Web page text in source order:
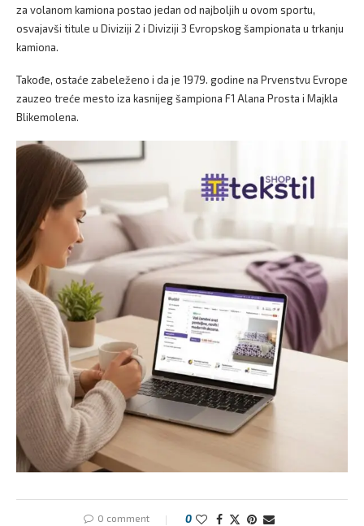
za volanom kamiona postao jedan od najboljih u ovom sportu,
osvajavši titule u Diviziji 2 i Diviziji 3 Evropskog šampionata u trkanju
kamiona.
Takođe, ostaće zabeleženo i da je 1979. godine na Prvenstvu Evrope
zauzeo treće mesto iza kasnijeg šampiona F1 Alana Prosta i Majkla
Blikemolena.
0 comment 0